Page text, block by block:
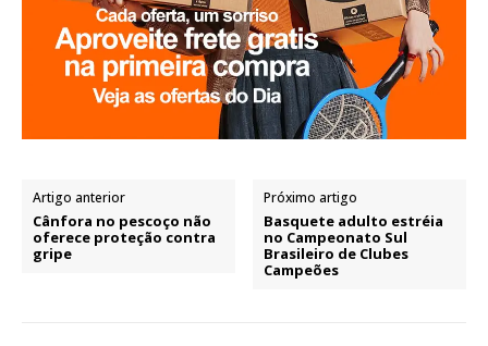
Artigo anterior
Cânfora no pescoço não
oferece proteção contra
gripe
Próximo artigo
Basquete adulto estréia
no Campeonato Sul
Brasileiro de Clubes
Campeões